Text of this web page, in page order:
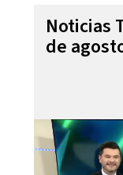
Noticias
de